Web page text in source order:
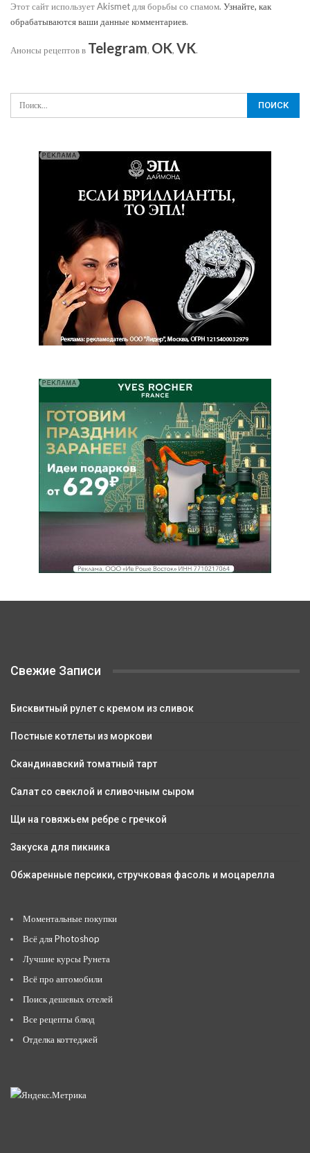
Этот сайт использует Akismet для борьбы со спамом. Узнайте, как
обрабатываются ваши данные комментариев.
Анонсы рецептов в Telegram, OK, VK.
Свежие Записи
Бисквитный рулет с кремом из сливок
Постные котлеты из моркови
Скандинавский томатный тарт
Салат со свеклой и сливочным сыром
Щи на говяжьем ребре с гречкой
Закуска для пикника
Обжаренные персики, стручковая фасоль и моцарелла
Моментальные покупки
Всё для Photoshop
Лучшие курсы Рунета
Всё про автомобили
Поиск дешевых отелей
Все рецепты блюд
Отделка коттеджей